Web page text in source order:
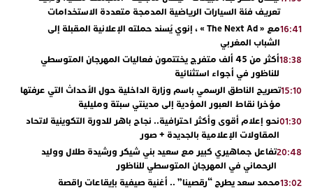
تعريف فئة السيارات الرياضية المدمجة متعددة الاستخدامات
16:41
مع « The Next Ad » ، إنوي يُسند حملته الإعلانية المقبلة إلى
الشباب المغربي
18:38
أكثر من 45 ألف متفرج يختتمون فعاليات المهرجان المتوسطي
للناظور في أجواء استثنائية
15:10تصريح الناطق الرسمي باسم وزارة الداخلية حول الأحداث التي عرفتها
مؤخرا نقاط العبور المؤدية إلى مدينتي سبتة ومليلية
01:30نحو إعلام أقوى وأكثر احترافية.. نجاح باهر للدورة التكوينية لاتحاد
المقاولات الإعلامية بالجديدة + صور
20:48تفاعل جماهيري كبير مع سعيد بني شيكر ورشيدة طلال ووليد
الرحماني في المهرجان المتوسطي للناظور
13:02محمد سعد يطرح “رقصينا” .. أغنية صيفية بإيقاعات راقصة